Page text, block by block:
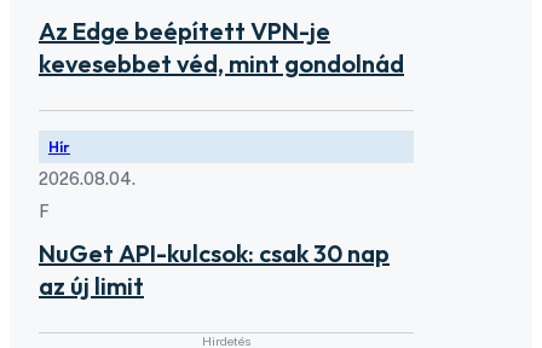
Az Edge beépített VPN-je
kevesebbet véd, mint gondolnád
Hír
2026.08.04.
F
NuGet API-kulcsok: csak 30 nap
az új limit